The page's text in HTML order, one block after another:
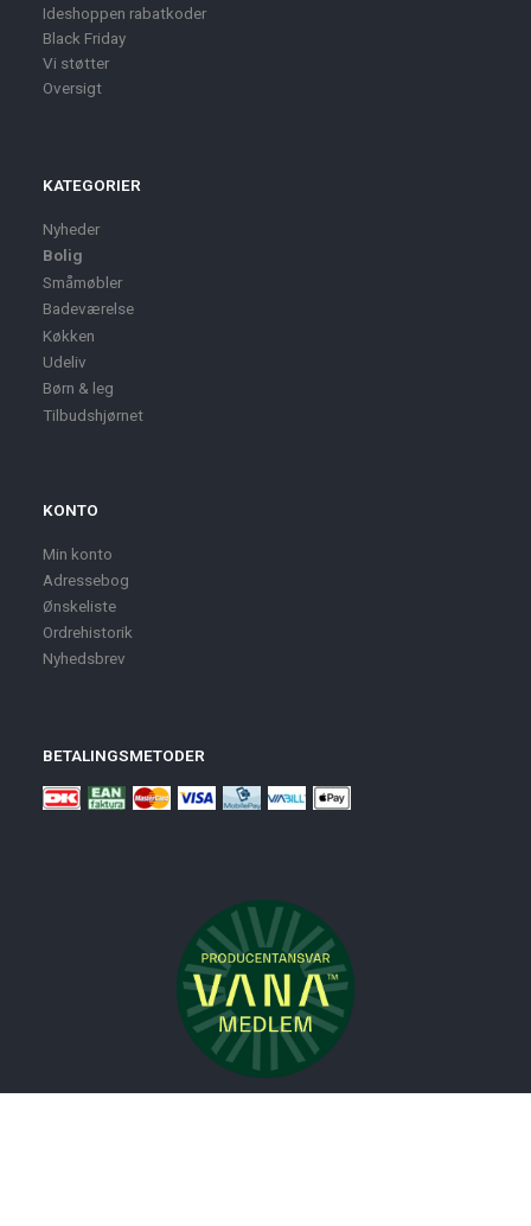
Ideshoppen rabatkoder
Black Friday
Vi støtter
Oversigt
KATEGORIER
Nyheder
Bolig
Småmøbler
Badeværelse
Køkken
Udeliv
Børn & leg
Tilbudshjørnet
KONTO
Min konto
Adressebog
Ønskeliste
Ordrehistorik
Nyhedsbrev
BETALINGSMETODER